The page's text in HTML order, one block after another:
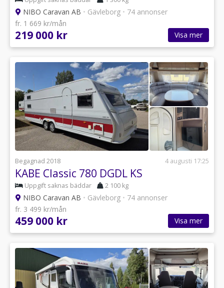
NIBO Caravan AB • Gävleborg • 74 annonser
fr. 1 669 kr/mån
219 000 kr Visa mer
Begagnad 2018 4 augusti 17:25
KABE Classic 780 DGDL KS
Uppgift saknas bäddar 2 100 kg
NIBO Caravan AB • Gävleborg • 74 annonser
fr. 3 499 kr/mån
459 000 kr Visa mer